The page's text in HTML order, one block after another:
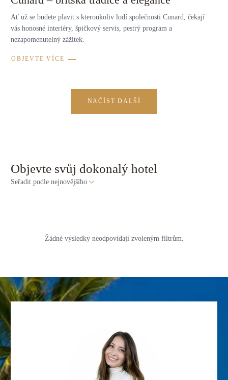
Ať už se budete plavit s kteroukoliv lodí společnosti Cunard, čekají
vás honosné interiéry, špičkový servis, pestrý program a
nezapomenutelný zážitek.
OBJEVTE VÍCE
NAČÍST DALŠÍ
Objevte svůj dokonalý hotel
Seřadit podle nejnovějšího
Žádné výsledky neodpovídají zvoleným filtrům.